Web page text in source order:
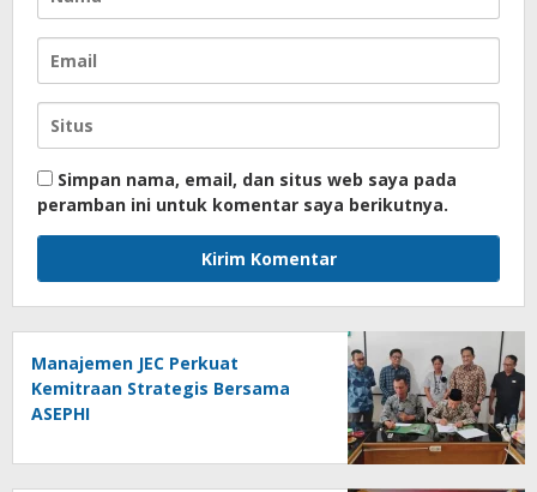
Simpan nama, email, dan situs web saya pada
peramban ini untuk komentar saya berikutnya.
Manajemen JEC Perkuat
Kemitraan Strategis Bersama
ASEPHI